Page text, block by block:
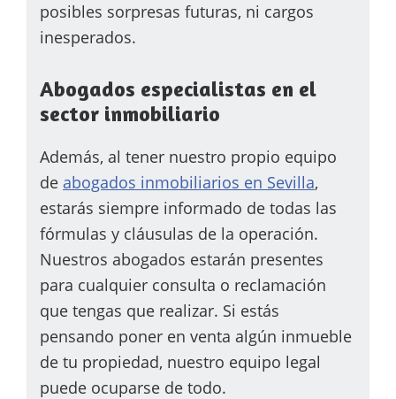
posibles sorpresas futuras, ni cargos
inesperados.
Abogados especialistas en el
sector inmobiliario
Además, al tener nuestro propio equipo
de abogados inmobiliarios en Sevilla,
estarás siempre informado de todas las
fórmulas y cláusulas de la operación.
Nuestros abogados estarán presentes
para cualquier consulta o reclamación
que tengas que realizar. Si estás
pensando poner en venta algún inmueble
de tu propiedad, nuestro equipo legal
puede ocuparse de todo.